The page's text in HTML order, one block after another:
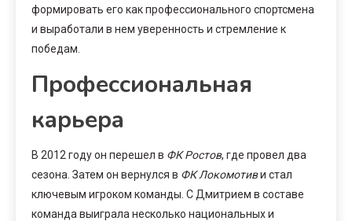
формировать его как профессионального спортсмена
и выработали в нем уверенность и стремление к
победам.
Профессиональная
карьера
В 2012 году он перешел в ФК Ростов, где провел два
сезона. Затем он вернулся в ФК Локомотиви стал
ключевым игроком команды. С Дмитрием в составе
команда выиграла несколько национальных и